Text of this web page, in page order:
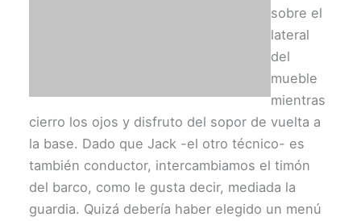
sobre el
lateral
del
mueble
mientras
cierro los ojos y disfruto del sopor de vuelta a
la base. Dado que Jack -el otro técnico- es
también conductor, intercambiamos el timón
del barco, como le gusta decir, mediada la
guardia. Quizá debería haber elegido un menú